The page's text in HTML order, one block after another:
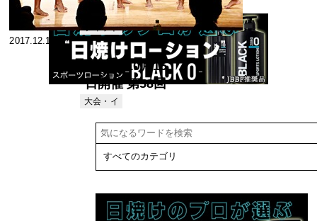
ア有望選手強
化練習会 参加
レポート 後編
フィット
ネス
2017.12.13
2017年10月15
日開催 第58回
関東学生ボデ
大会・イ